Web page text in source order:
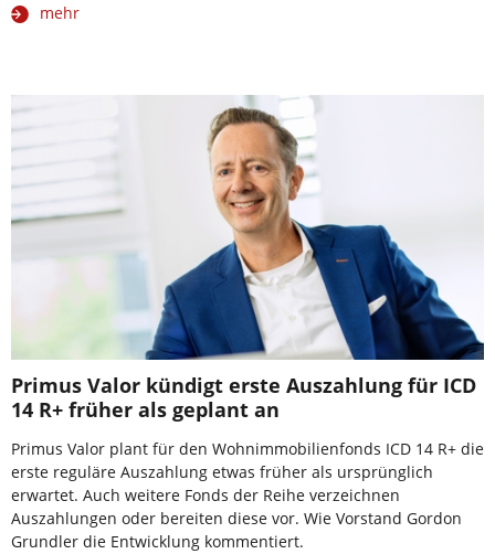
mehr
Primus Valor kündigt erste Auszahlung für ICD
14 R+ früher als geplant an
Primus Valor plant für den Wohnimmobilienfonds ICD 14 R+ die
erste reguläre Auszahlung etwas früher als ursprünglich
erwartet. Auch weitere Fonds der Reihe verzeichnen
Auszahlungen oder bereiten diese vor. Wie Vorstand Gordon
Grundler die Entwicklung kommentiert.